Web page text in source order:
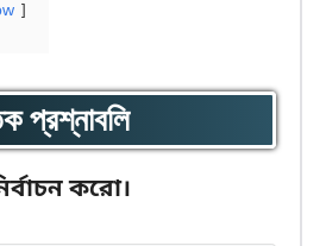
প্রশ্নাবলি
করো।